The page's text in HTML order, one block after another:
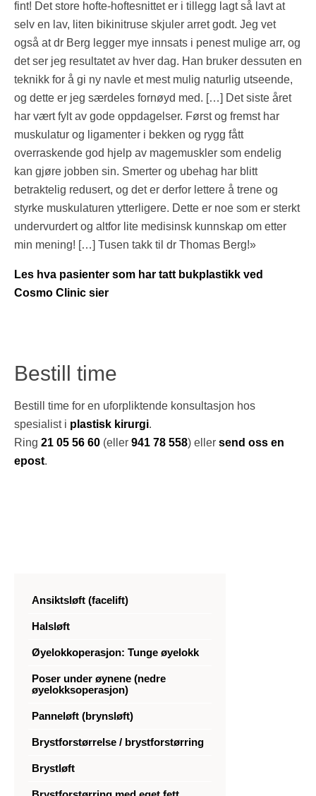
fint! Det store hofte-hoftesnittet er i tillegg lagt så lavt at
selv en lav, liten bikinitruse skjuler arret godt. Jeg vet
også at dr Berg legger mye innsats i penest mulige arr, og
det ser jeg resultatet av hver dag. Han bruker dessuten en
teknikk for å gi ny navle et mest mulig naturlig utseende,
og dette er jeg særdeles fornøyd med. […] Det siste året
har vært fylt av gode oppdagelser. Først og fremst har
muskulatur og ligamenter i bekken og rygg fått
overraskende god hjelp av magemuskler som endelig
kan gjøre jobben sin. Smerter og ubehag har blitt
betraktelig redusert, og det er derfor lettere å trene og
styrke muskulaturen ytterligere. Dette er noe som er sterkt
undervurdert og altfor lite medisinsk kunnskap om etter
min mening! […] Tusen takk til dr Thomas Berg!»
Les hva pasienter som har tatt bukplastikk ved
Cosmo Clinic sier
Bestill time
Bestill time for en uforpliktende konsultasjon hos
spesialist i plastisk kirurgi.
Ring 21 05 56 60 (eller 941 78 558) eller send oss en
epost.
Ansiktsløft (facelift)
Halsløft
Øyelokkoperasjon: Tunge øyelokk
Poser under øynene (nedre
øyelokksoperasjon)
Panneløft (brynsløft)
Brystforstørrelse / brystforstørring
Brystløft